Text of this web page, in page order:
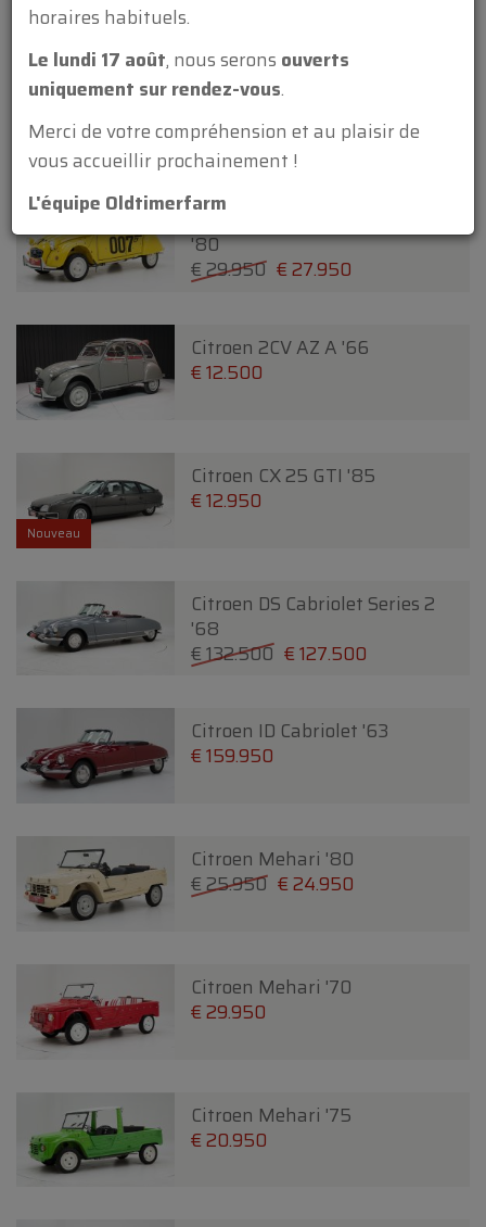
Citroen 2 CV '79
€ 19.950
'80
€ 29.950 € 27.950
Citroen 2CV AZ A '66
€ 12.500
Nouveau
Citroen CX 25 GTI '85
€ 12.950
Citroen DS Cabriolet Series 2
'68
€ 132.500 € 127.500
Citroen ID Cabriolet '63
€ 159.950
Citroen Mehari '80
€ 25.950 € 24.950
Citroen Mehari '70
€ 29.950
Citroen Mehari '75
€ 20.950
horaires habituels.
Le lundi 17 août, nous serons ouverts
uniquement sur rendez-vous.
Merci de votre compréhension et au plaisir de
vous accueillir prochainement !
L'équipe Oldtimerfarm